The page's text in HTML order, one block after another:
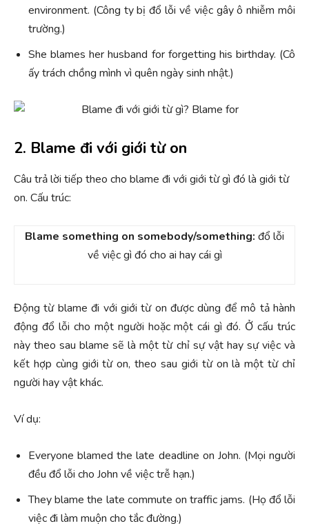
environment. (Công ty bị đổ lỗi về việc gây ô nhiễm môi
trường.)
She blames her husband for forgetting his birthday. (Cô
ấy trách chồng mình vì quên ngày sinh nhật.)
2. Blame đi với giới từ on
Câu trả lời tiếp theo cho blame đi với giới từ gì đó là giới từ
on. Cấu trúc:
Blame something on somebody/something: đổ lỗi
về việc gì đó cho ai hay cái gì
Động từ blame đi với giới từ on được dùng để mô tả hành
động đổ lỗi cho một người hoặc một cái gì đó. Ở cấu trúc
này theo sau blame sẽ là một từ chỉ sự vật hay sự việc và
kết hợp cùng giới từ on, theo sau giới từ on là một từ chỉ
người hay vật khác.
Ví dụ:
Everyone blamed the late deadline on John. (Mọi người
đều đổ lỗi cho John về việc trễ hạn.)
They blame the late commute on traffic jams. (Họ đổ lỗi
việc đi làm muộn cho tắc đường.)